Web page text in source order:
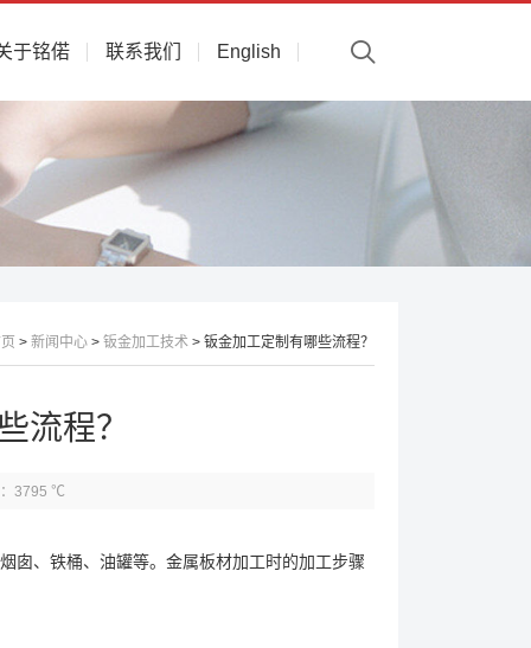
于铭偌 联系我们 English
> 新闻中心 > 钣金加工技术 > 钣金加工定制有哪些流程？
流程？
3795 ℃
囱、铁桶、油罐等。金属板材加工时的加工步骤